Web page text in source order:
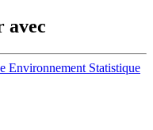
avec
Environnement Statistique